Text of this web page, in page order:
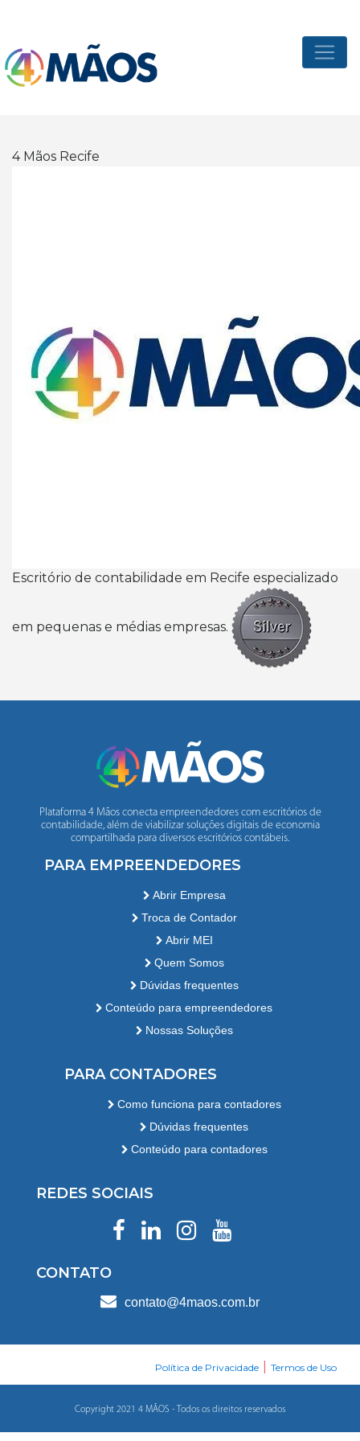
4 Mãos Recife
Escritório de contabilidade em Recife especializado
em pequenas e médias empresas.
Plataforma 4 Mãos conecta empreendedores com escritórios de
contabilidade, além de viabilizar soluções digitais de economia
compartilhada para diversos escritórios contábeis.
PARA EMPREENDEDORES
Abrir Empresa
Troca de Contador
Abrir MEI
Quem Somos
Dúvidas frequentes
Conteúdo para empreendedores
Nossas Soluções
PARA CONTADORES
Como funciona para contadores
Dúvidas frequentes
Conteúdo para contadores
REDES SOCIAIS
CONTATO
contato@4maos.com.br
Política de Privacidade Termos de Uso
Copyright 2021 4 MÃOS - Todos os direitos reservados